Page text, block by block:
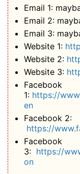
Email 1:
Email 2:
Email 3:
Website 1:
Website 2:
Website 3:
Facebook
1: https://
en
Facebook 2:
https://
Facebook
3: https://
on